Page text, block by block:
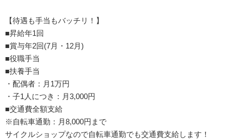
【待遇も手当もバッチリ！】
■昇給年1回
■賞与年2回(7月・12月)
■役職手当
■扶養手当
・配偶者：月1万円
・子1人につき：月3,000円
■交通費全額支給
※自転車通勤：月8,000円まで
サイクルショップなので自転車通勤でも交通費支給します！